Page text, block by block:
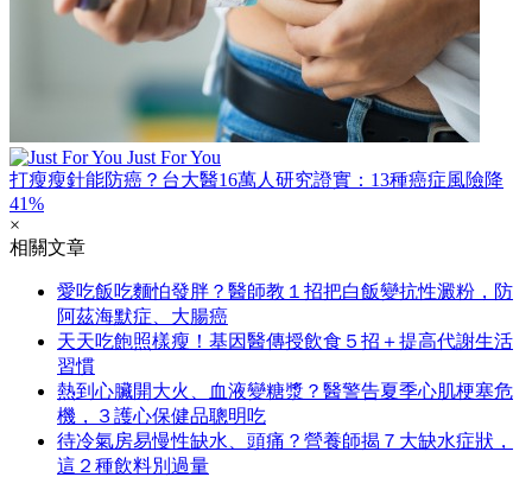
Just For You
打瘦瘦針能防癌？台大醫16萬人研究證實：13種癌症風險降
41%
×
相關文章
愛吃飯吃麵怕發胖？醫師教１招把白飯變抗性澱粉，防
阿茲海默症、大腸癌
天天吃飽照樣瘦！基因醫傳授飲食５招＋提高代謝生活
習慣
熱到心臟開大火、血液變糖漿？醫警告夏季心肌梗塞危
機，３護心保健品聰明吃
待冷氣房易慢性缺水、頭痛？營養師揭７大缺水症狀，
這２種飲料別過量